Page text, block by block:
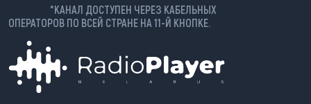
*КАНАЛ ДОСТУПЕН ЧЕРЕЗ КАБЕЛЬНЫХ
ОПЕРАТОРОВ ПО ВСЕЙ СТРАНЕ НА 11-Й КНОПКЕ.